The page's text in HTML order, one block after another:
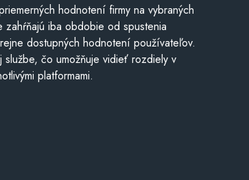
hodnotení firmy na vybraných
zahŕňajú iba obdobie od spustenia
dostupných hodnotení používateľov.
službe, čo umožňuje vidieť rozdiely v
platformami.